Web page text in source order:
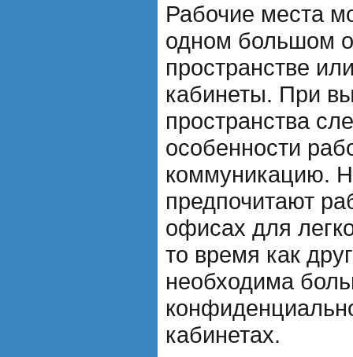
Рабочие места
одном большом
пространстве
кабинеты. При
пространства
особенности
коммуникацию.
предпочитают
офисах для
то время как
необходима
кабинетах.